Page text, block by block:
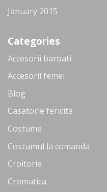
January 2015
Categories
Accesorii barbati
Accesorii femei
Blog
Casatorie fericita
Costume
Costumul la comanda
Croitorie
Cromatica